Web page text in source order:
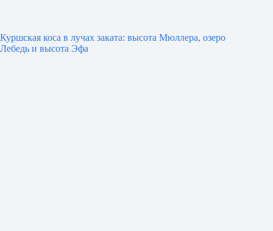
Куршская коса в лучах заката: высота Мюллера, озеро
Лебедь и высота Эфа